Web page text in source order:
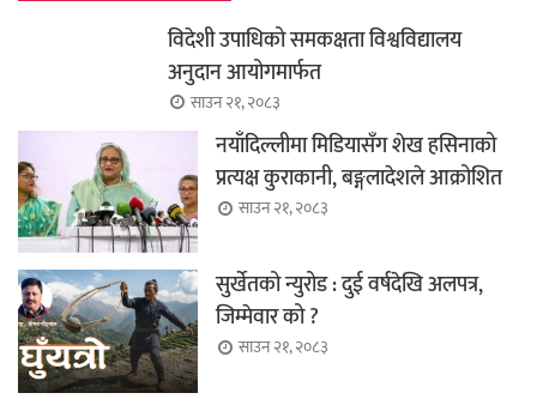
विदेशी उपाधिको समकक्षता विश्वविद्यालय
अनुदान आयोगमार्फत
साउन २१, २०८३
नयाँदिल्लीमा मिडियासँग शेख हसिनाको
प्रत्यक्ष कुराकानी, बङ्गलादेशले आक्रोशित
साउन २१, २०८३
सुर्खेतको न्युरोड : दुई वर्षदेखि अलपत्र,
जिम्मेवार को ?
साउन २१, २०८३